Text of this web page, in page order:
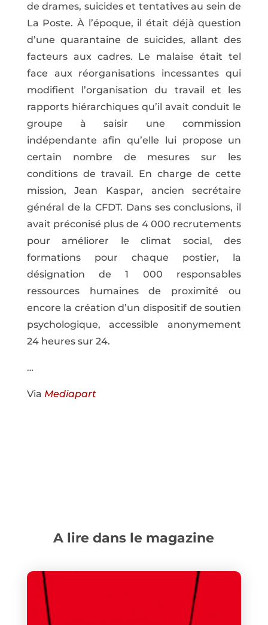
de drames, suicides et tentatives au sein de
La Poste. À l’époque, il était déjà question
d’une quarantaine de suicides, allant des
facteurs aux cadres. Le malaise était tel
face aux réorganisations incessantes qui
modifient l’organisation du travail et les
rapports hiérarchiques qu’il avait conduit le
groupe à saisir une commission
indépendante afin qu’elle lui propose un
certain nombre de mesures sur les
conditions de travail. En charge de cette
mission, Jean Kaspar, ancien secrétaire
général de la CFDT. Dans ses conclusions, il
avait préconisé plus de 4 000 recrutements
pour améliorer le climat social, des
formations pour chaque postier, la
désignation de 1 000 responsables
ressources humaines de proximité ou
encore la création d’un dispositif de soutien
psychologique, accessible anonymement
24 heures sur 24.
…
Via Mediapart
A lire dans le magazine